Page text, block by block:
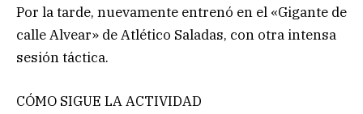
Por la tarde, nuevamente entrenó en el «Gigante de
calle Alvear» de Atlético Saladas, con otra intensa
sesión táctica.
CÓMO SIGUE LA ACTIVIDAD